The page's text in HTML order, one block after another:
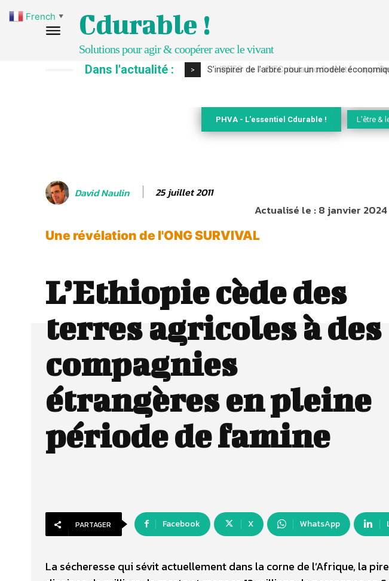
Cdurable !
Solutions pour agir & coopérer avec le vivant
Dans l'actualité : > IPBES : le « GIEC de la biodiversité » appelle
PHVA - L'essentiel Cdurable ! L'être &
David Naulin 25 juillet 2011
Actualisé le :8 janvier 2024
Une révélation de l'ONG SURVIVAL
L’Ethiopie cède des
terres agricoles à des
compagnies
étrangères en pleine
période de famine
PARTAGER Facebook X WhatsApp
La sécheresse qui sévit actuellement dans la corne de l’Afrique, la
French ▼